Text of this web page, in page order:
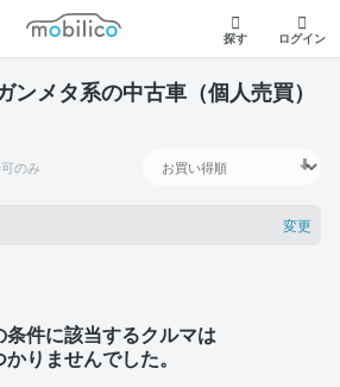
モビリコ
探す ログイン
ンメタ系の中古車（個人売買）
のみ
変更
条件に該当するクルマは
かりませんでした。